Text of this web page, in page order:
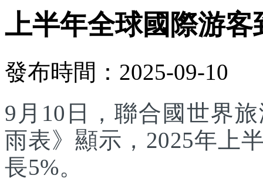
上半年全球國際游
發布時間：2025-09-10
9月10日，聯合國世界
雨表》顯示，2025年上
長5%。